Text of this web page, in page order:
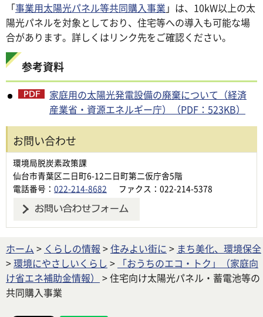
「事業用太陽光パネル等共同購入事業 」は、10kW以上の太
陽光パネルを対象としており、住宅等への導入も可能な場
合があります。詳しくはリンク先をご確認ください。
参考資料
家庭用の太陽光発電設備の廃棄について（経済
産業省・資源エネルギー庁）（PDF：523KB）
お問い合わせ
環境局脱炭素政策課
仙台市青葉区二日町6-12二日町第二仮庁舎5階
電話番号： 022-214-8682 ファクス：022-214-5378
ホーム > くらしの情報 >住みよい街に > まち美化、環境保全
>環境にやさしいくらし > 「おうちのエコ・トク」（家庭向
け省エネ補助金情報）
> 住宅向け太陽光パネル・蓄電池等の
共同購入事業